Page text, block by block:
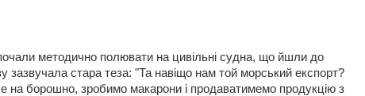
методично полювати на цивільні судна, що йшли до
зазвучала стара теза: "Та навіщо нам той морський експорт?
на борошно, зробимо макарони і продаватимемо продукцію з